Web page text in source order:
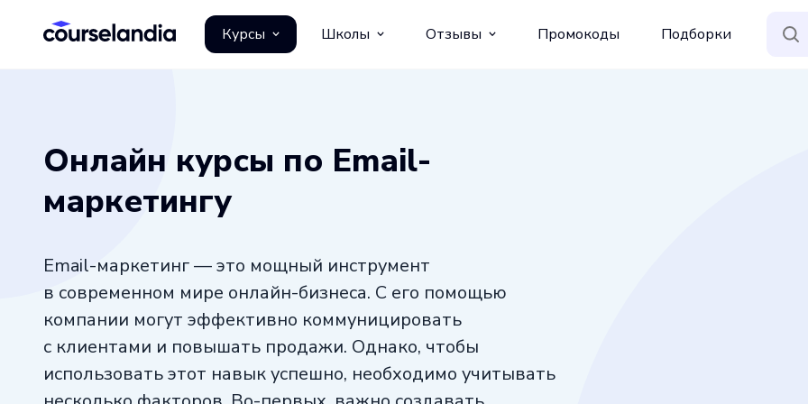
Курсы Школы Отзывы Промокоды Подборки
Онлайн курсы по Email-
маркетингу
Email-маркетинг — это мощный инструмент
в современном мире онлайн-бизнеса. С его помощью
компании могут эффективно коммуницировать
с клиентами и повышать продажи. Однако, чтобы
использовать этот навык успешно, необходимо учитывать